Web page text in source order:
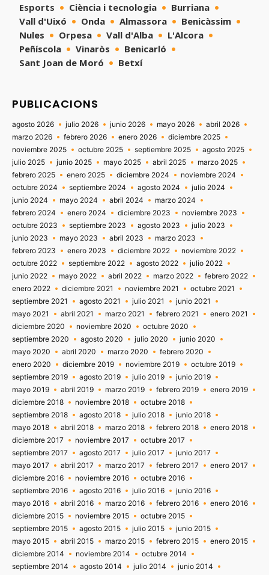
Esports
Ciència i tecnologia
Burriana
Vall d'Uixó
Onda Almassora
Benicàssim
Nules
Orpesa Vall d'Alba
L'Alcora
Peñíscola
Vinaròs
Benicarló
Sant Joan de Moró
Betxí
PUBLICACIONS
agosto 2026 julio 2026 junio 2026 mayo 2026
abril 2026
marzo 2026
febrero 2026 enero 2026
diciembre 2025
noviembre 2025
octubre 2025 septiembre 2025
agosto 2025
julio 2025
junio 2025 mayo 2025 abril 2025
marzo 2025
febrero 2025
enero 2025 diciembre 2024
noviembre 2024
octubre 2024
septiembre 2024 agosto 2024
julio 2024
junio 2024
mayo 2024 abril 2024
marzo 2024
febrero 2024
enero 2024 diciembre 2023
noviembre 2023
octubre 2023
septiembre 2023 agosto 2023
julio 2023
junio 2023
mayo 2023 abril 2023
marzo 2023
febrero 2023
enero 2023 diciembre 2022
noviembre 2022
octubre 2022
septiembre 2022 agosto 2022
julio 2022
junio 2022
mayo 2022 abril 2022 marzo 2022
febrero 2022
enero 2022
diciembre 2021 noviembre 2021
octubre 2021
septiembre 2021
agosto 2021 julio 2021
junio 2021
mayo 2021
abril 2021 marzo 2021 febrero 2021
enero 2021
diciembre 2020
noviembre 2020
octubre 2020
septiembre 2020
agosto 2020 julio 2020
junio 2020
mayo 2020
abril 2020 marzo 2020
febrero 2020
enero 2020
diciembre 2019 noviembre 2019
octubre 2019
septiembre 2019
agosto 2019 julio 2019
junio 2019
mayo 2019
abril 2019 marzo 2019 febrero 2019
enero 2019
diciembre 2018
noviembre 2018
octubre 2018
septiembre 2018
agosto 2018 julio 2018
junio 2018
mayo 2018
abril 2018 marzo 2018 febrero 2018
enero 2018
diciembre 2017
noviembre 2017
octubre 2017
septiembre 2017
agosto 2017 julio 2017
junio 2017
mayo 2017
abril 2017 marzo 2017 febrero 2017
enero 2017
diciembre 2016
noviembre 2016
octubre 2016
septiembre 2016
agosto 2016 julio 2016
junio 2016
mayo 2016
abril 2016 marzo 2016 febrero 2016
enero 2016
diciembre 2015
noviembre 2015
octubre 2015
septiembre 2015
agosto 2015 julio 2015
junio 2015
mayo 2015
abril 2015 marzo 2015 febrero 2015
enero 2015
diciembre 2014
noviembre 2014
octubre 2014
septiembre 2014
agosto 2014 julio 2014
junio 2014